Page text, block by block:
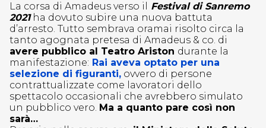
La corsa di Amadeus verso il
Festival di Sanremo
2021ha dovuto subire una nuova battuta
d’arresto. Tutto sembrava oramai risolto circa la
tanto agognata pretesa di Amadeus & co. di
avere pubblico al Teatro Ariston durante la
manifestazione: Rai aveva optato per una
selezione di figuranti, ovvero di persone
contrattualizzate come lavoratori dello
spettacolo occasionali che avrebbero simulato
un pubblico vero. Ma a quanto pare così non
sarà…